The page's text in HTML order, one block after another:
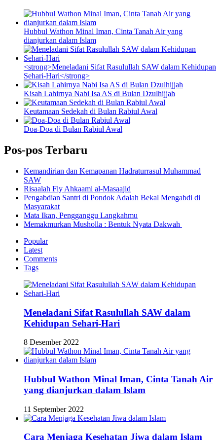
Hubbul Wathon Minal Iman, Cinta Tanah Air yang
dianjurkan dalam Islam
<strong>Meneladani Sifat Rasulullah SAW dalam Kehidupan
Sehari-Hari</strong>
Kisah Lahirnya Nabi Isa AS di Bulan Dzulhijjah
Keutamaan Sedekah di Bulan Rabiul Awal
Doa-Doa di Bulan Rabiul Awal
Pos-pos Terbaru
Kemandirian dan Kemapanan Hadraturrasul Muhammad
SAW
Risaalah Fiy Ahkaami al-Masaajid
Pengabdian Santri di Pondok Adalah Bekal Mengabdi di
Masyarakat
Mata Ikan, Pengganggu Langkahmu
Memakmurkan Musholla : Bentuk Nyata Dakwah
Popular
Latest
Comments
Tags
Meneladani Sifat Rasulullah SAW dalam
Kehidupan Sehari-Hari
8 Desember 2022
Hubbul Wathon Minal Iman, Cinta Tanah Air
yang dianjurkan dalam Islam
11 September 2022
Cara Menjaga Kesehatan Jiwa dalam Islam